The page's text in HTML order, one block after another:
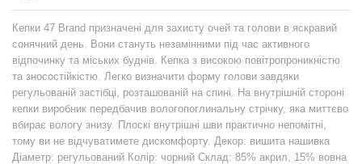
Кепки 47 Brand призначені для захисту очей та голови в яскравий
сонячний день. Вони стануть незамінними під час активного
відпочинку та міських буднів. Кепка з високою повітропроникністю
та зносостійкістю. Легко визначити форму голови завдяки
регульованій застібці, розташованій на спині. На внутрішній стороні
кепки виробник передбачив вологопоглинальну стрічку, яка миттєво
вбирає вологу знизу. Плоскі внутрішні шви практично непомітні,
тому ви не відчуватимете дискомфорту. Декор: вишита нашивка
Діаметр: регульований Колір: чорний Склад: 85% акрил, 15% вовна